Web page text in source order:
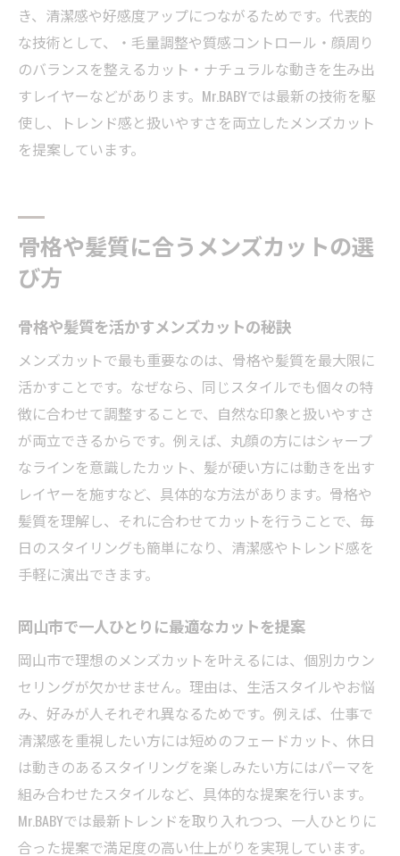
き、清潔感や好感度アップにつながるためです。代表的
な技術として、・毛量調整や質感コントロール・顔周り
のバランスを整えるカット・ナチュラルな動きを生み出
すレイヤーなどがあります。Mr.BABYでは最新の技術を駆
使し、トレンド感と扱いやすさを両立したメンズカット
を提案しています。
骨格や髪質に合うメンズカットの選
び方
骨格や髪質を活かすメンズカットの秘訣
メンズカットで最も重要なのは、骨格や髪質を最大限に
活かすことです。なぜなら、同じスタイルでも個々の特
徴に合わせて調整することで、自然な印象と扱いやすさ
が両立できるからです。例えば、丸顔の方にはシャープ
なラインを意識したカット、髪が硬い方には動きを出す
レイヤーを施すなど、具体的な方法があります。骨格や
髪質を理解し、それに合わせてカットを行うことで、毎
日のスタイリングも簡単になり、清潔感やトレンド感を
手軽に演出できます。
岡山市で一人ひとりに最適なカットを提案
岡山市で理想のメンズカットを叶えるには、個別カウン
セリングが欠かせません。理由は、生活スタイルやお悩
み、好みが人それぞれ異なるためです。例えば、仕事で
清潔感を重視したい方には短めのフェードカット、休日
は動きのあるスタイリングを楽しみたい方にはパーマを
組み合わせたスタイルなど、具体的な提案を行います。
Mr.BABYでは最新トレンドを取り入れつつ、一人ひとりに
合った提案で満足度の高い仕上がりを実現しています。